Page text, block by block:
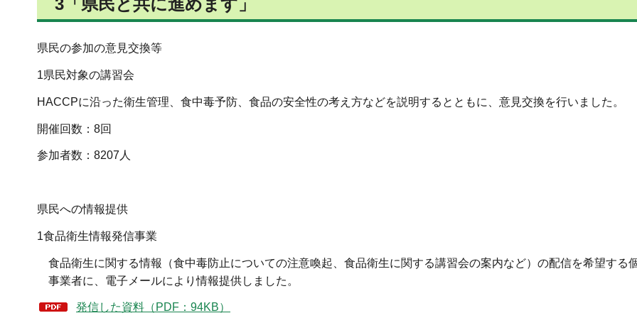
3「県民と共に進めます」
県民の参加の意見交換等
1県民対象の講習会
HACCPに沿った衛生管理、食中毒予防、食品の安全性の考え方などを説明するとともに、意見交換を行いました。
開催回数：8回
参加者数：8207人
県民への情報提供
1食品衛生情報発信事業
食品衛生に関する情報（食中毒防止についての注意喚起、食品衛生に関する講習会の案内など）の配信を希望する
事業者に、電子メールにより情報提供しました。
発信した資料（PDF：94KB）